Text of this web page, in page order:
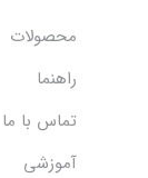
محصولات
راهنما
تماس با ما
آموزشی